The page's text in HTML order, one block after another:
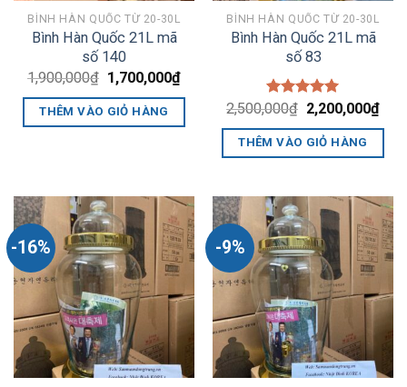
BÌNH HÀN QUỐC TỪ 20-30L
Bình Hàn Quốc 21L mã
số 140
1,900,000₫ Giá
gốc
là:
1,900,000₫.
1,700,000₫Giá
hiện
1,700,000₫.
THÊM VÀO GIỎ HÀNG
BÌNH HÀN QUỐC TỪ 20-30L
Bình Hàn Quốc 21L mã
số 83
Được xếp
hạng
5.00
5 sao
2,500,000₫ Giá
gốc
là:
2,500,000₫.
2,200,000₫Giá
hiện
THÊM VÀO GIỎ HÀNG
-16% -9%